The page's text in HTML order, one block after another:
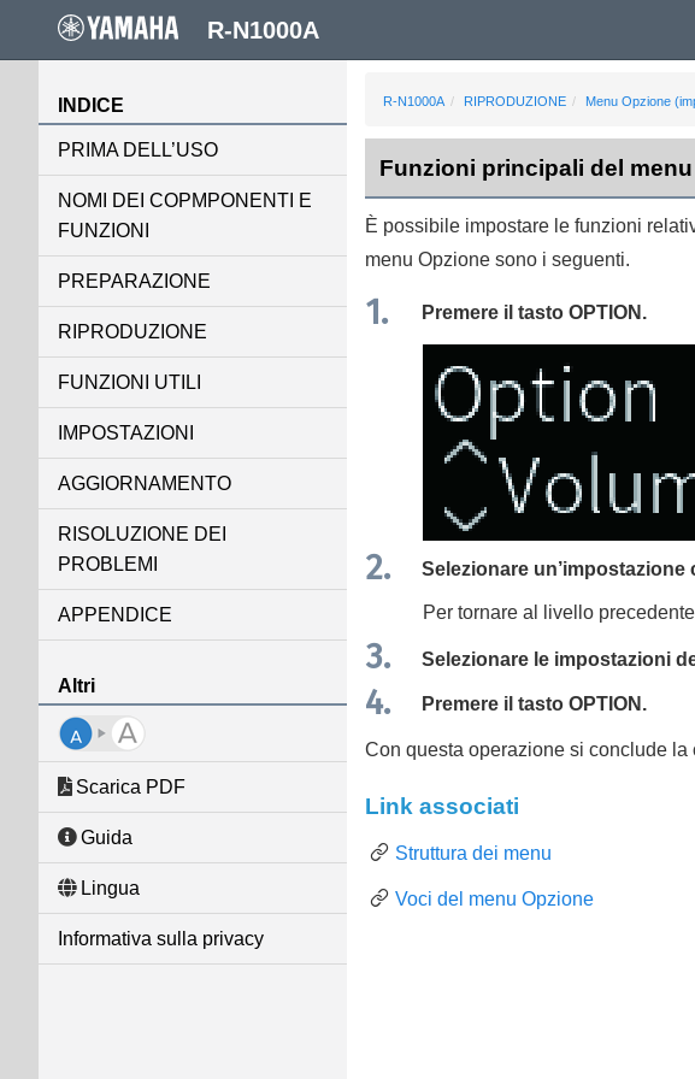
INDICE
PRIMA DELL’USO
NOMI DEI COPMPONENTI E
FUNZIONI
PREPARAZIONE
RIPRODUZIONE
FUNZIONI UTILI
IMPOSTAZIONI
AGGIORNAMENTO
RISOLUZIONE DEI
PROBLEMI
APPENDICE
Altri
Scarica PDF
Guida
Lingua
Informativa sulla privacy
R-N1000A RIPRODUZIONE Menu Opzione
Funzioni principali del
È possibile impostare le funzioni
menu Opzionesono i seguenti.
Premere il tastoOPTION .
Selezionare
Per tornare al livello
Selezionare le impostazioni
Premere il tastoOPTION .
Con questa operazione si conclude la
Link associati
Struttura dei menu
Voci del menu Opzione
R-N1000A